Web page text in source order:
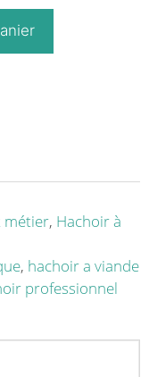
métier, Hachoir à
, hachoir a viande
professionnel